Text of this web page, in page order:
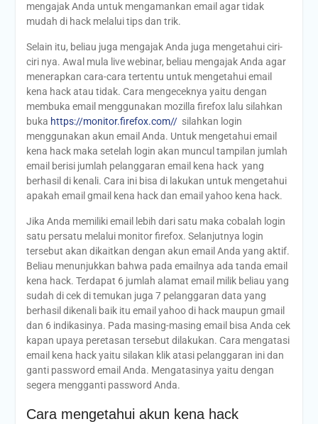
mengajak Anda untuk mengamankan email agar tidak
mudah di hack melalui tips dan trik.
Selain itu, beliau juga mengajak Anda juga mengetahui ciri-
ciri nya. Awal mula live webinar, beliau mengajak Anda agar
menerapkan cara-cara tertentu untuk mengetahui email
kena hack atau tidak. Cara mengeceknya yaitu dengan
membuka email menggunakan mozilla firefox lalu silahkan
buka https://monitor.firefox.com//silahkan login
menggunakan akun email Anda. Untuk mengetahui email
kena hack maka setelah login akan muncul tampilan jumlah
email berisi jumlah pelanggaran email kena hack yang
berhasil di kenali. Cara ini bisa di lakukan untuk mengetahui
apakah email gmail kena hack dan email yahoo kena hack.
Jika Anda memiliki email lebih dari satu maka cobalah login
satu persatu melalui monitor firefox. Selanjutnya login
tersebut akan dikaitkan dengan akun email Anda yang aktif.
Beliau menunjukkan bahwa pada emailnya ada tanda email
kena hack. Terdapat 6 jumlah alamat email milik beliau yang
sudah di cek di temukan juga 7 pelanggaran data yang
berhasil dikenali baik itu email yahoo di hack maupun gmail
dan 6 indikasinya. Pada masing-masing email bisa Anda cek
kapan upaya peretasan tersebut dilakukan. Cara mengatasi
email kena hack yaitu silakan klik atasi pelanggaran ini dan
ganti password email Anda. Mengatasinya yaitu dengan
segera mengganti password Anda.
Cara mengetahui akun kena hack